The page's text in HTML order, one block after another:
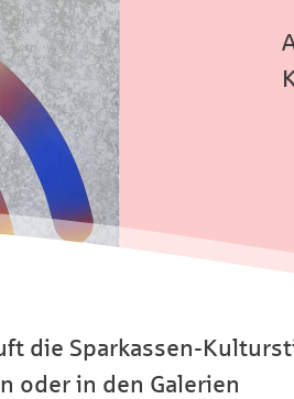
die Sparkassen-
oder in den Galerien